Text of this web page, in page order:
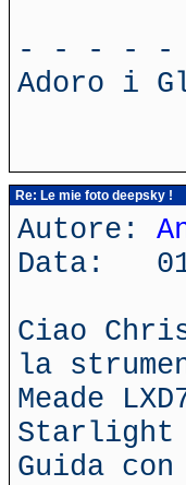
- - - -
Adoro i
Re: Le mie foto deepsky !
Autore:
Data:
Ciao
la
Meade
Starlight
Guida